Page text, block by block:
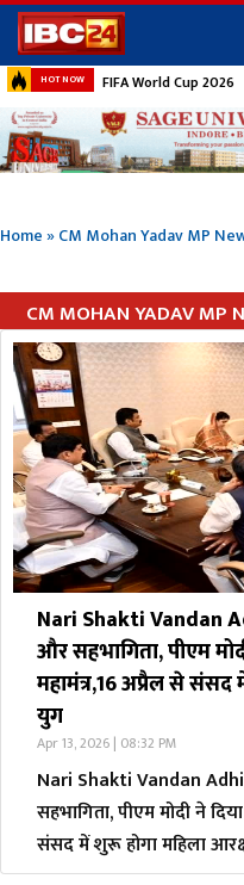
HOT NOW FIFA World Cup 2026
Home»CM Mohan Yadav MP
CM MOHAN YADAV MP
Nari Shakti Vandan
और सहभागिता, पीएम
महामंत्र,16 अप्रैल से
युग
Apr 13, 2026 | 08:32 PM
Nari Shakti Vandan
सहभागिता, पीएम मोदी ने
संसद में शुरू होगा महिला